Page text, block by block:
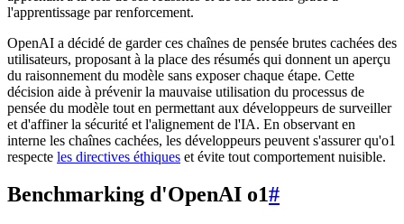
l'apprentissage par renforcement.
OpenAI a décidé de garder ces chaînes de pensée brutes cachées des
utilisateurs, proposant à la place des résumés qui donnent un aperçu
du raisonnement du modèle sans exposer chaque étape. Cette
décision aide à prévenir la mauvaise utilisation du processus de
pensée du modèle tout en permettant aux développeurs de surveiller
et d'affiner la sécurité et l'alignement de l'IA. En observant en
interne les chaînes cachées, les développeurs peuvent s'assurer qu'o1
respecte les directives éthiques et évite tout comportement nuisible.
Benchmarking d'OpenAI o1#